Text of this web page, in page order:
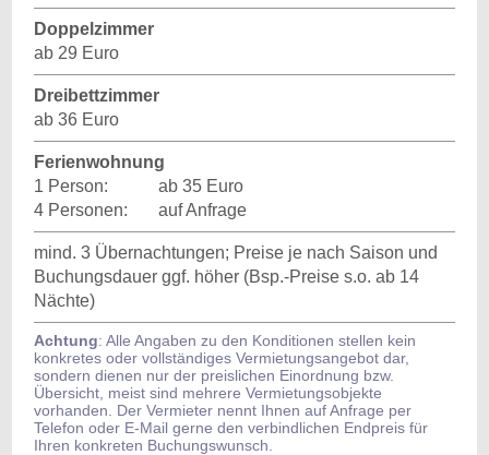
Doppelzimmer
ab 29 Euro
Dreibettzimmer
ab 36 Euro
Ferienwohnung
1 Person:
ab 35 Euro
4 Personen:
auf Anfrage
mind. 3 Übernachtungen; Preise je nach Saison und
Buchungsdauer ggf. höher (Bsp.-Preise s.o. ab 14
Nächte)
Achtung: Alle Angaben zu den Konditionen stellen kein
konkretes oder vollständiges Vermietungsangebot dar,
sondern dienen nur der preislichen Einordnung bzw.
Übersicht, meist sind mehrere Vermietungsobjekte
vorhanden. Der Vermieter nennt Ihnen auf Anfrage per
Telefon oder E-Mail gerne den verbindlichen Endpreis für
Ihren konkreten Buchungswunsch.